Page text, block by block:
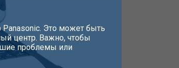
Заказать
Заказать
Panasonic. Это может быть
центр. Важно, чтобы
проблемы или